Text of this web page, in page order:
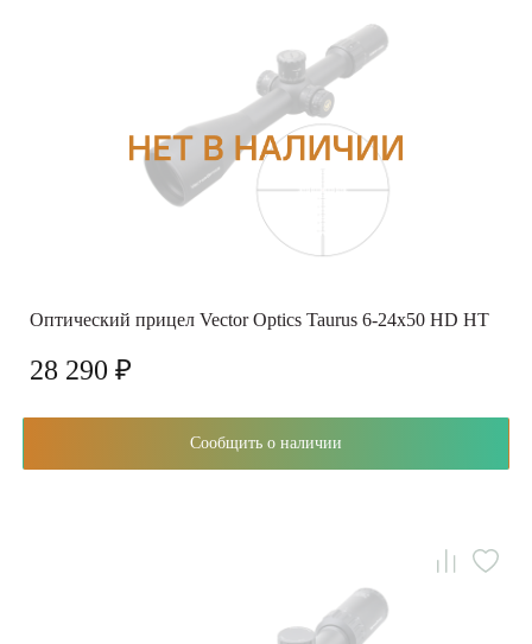
Оптический прицел Vector Optics Taurus 6-24x50 HD HT
28 290 ₽
Сообщить о наличии